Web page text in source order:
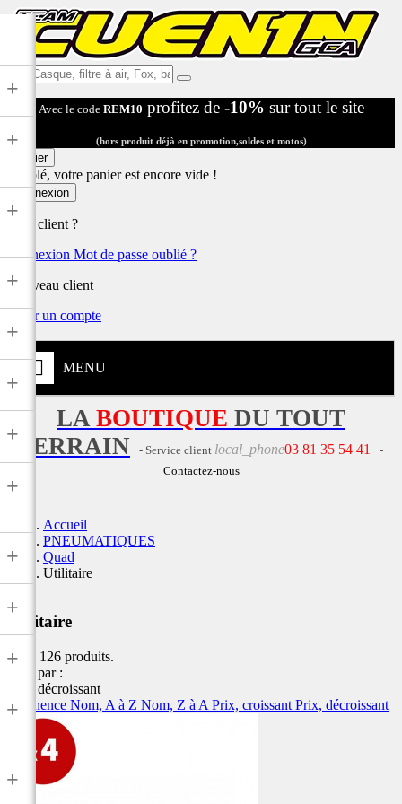
Ex:
Casque,
filtre
air,
Fox,
...
Avec le code REM10 profitez de -10% sur tout le site
(hors produit déjà en promotion,soldes et motos)
Panier
Désolé, votre panier est encore vide !
Connexion
Déjà client ?
Connexion Mot de passe oublié ?
Nouveau client
Créer un compte
MENU
+
+
+
+
+
+
+
+
+
+
+
+
+
LA BOUTIQUE DU TOUT
TERRAIN
- Service client local_phone03 81 35 54 41
-
Contactez-nous
Accueil
PNEUMATIQUES
Quad
Utilitaire
Utilitaire
Il y a 126 produits.
Trier par :
Prix, décroissant
Pertinence Nom, A à Z Nom, Z à A Prix, croissant Prix, décroissant